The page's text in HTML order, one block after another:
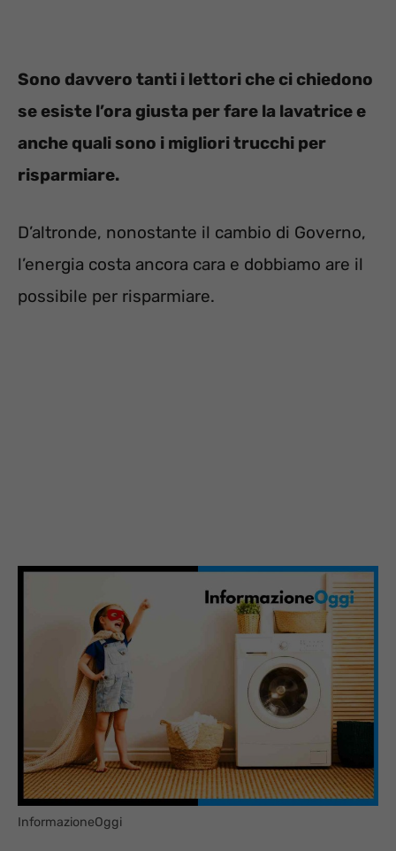
Sono davvero tanti i lettori che ci chiedono
se esiste l’ora giusta per fare la lavatrice e
anche quali sono i migliori trucchi per
risparmiare.
D’altronde, nonostante il cambio di Governo,
l’energia costa ancora cara e dobbiamo are il
possibile per risparmiare.
InformazioneOggi